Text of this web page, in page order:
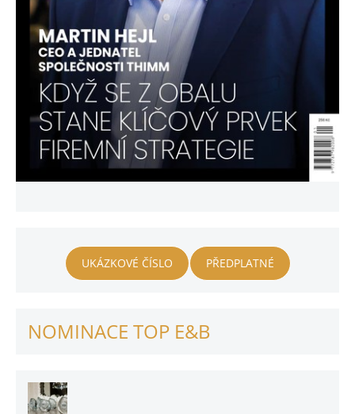
UKÁZKOVÉ ČÍSLO PŘEDPLATNÉ
NOMINACE TOP E&B